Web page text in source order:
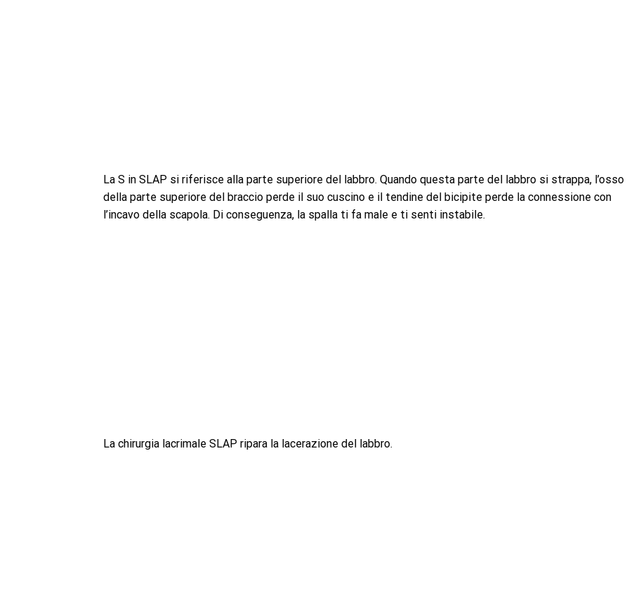
La S in SLAP si riferisce alla parte superiore del labbro. Quando questa parte del labbro si strappa, l’osso
della parte superiore del braccio perde il suo cuscino e il tendine del bicipite perde la connessione con
l’incavo della scapola. Di conseguenza, la spalla ti fa male e ti senti instabile.
La chirurgia lacrimale SLAP ripara la lacerazione del labbro.